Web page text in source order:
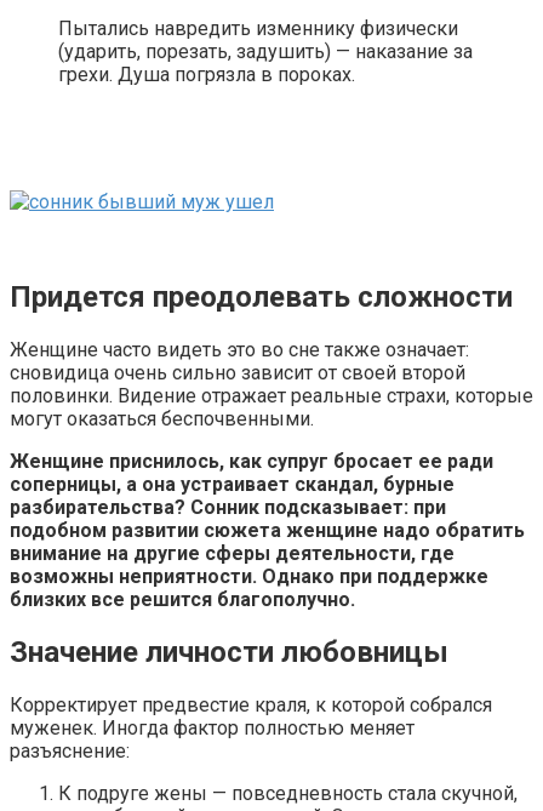
Пытались навредить изменнику физически
(ударить, порезать, задушить) — наказание за
грехи. Душа погрязла в пороках.
Придется преодолевать сложности
Женщине часто видеть это во сне также означает:
сновидица очень сильно зависит от своей второй
половинки. Видение отражает реальные страхи, которые
могут оказаться беспочвенными.
Женщине приснилось, как супруг бросает ее ради
соперницы, а она устраивает скандал, бурные
разбирательства? Сонник подсказывает: при
подобном развитии сюжета женщине надо обратить
внимание на другие сферы деятельности, где
возможны неприятности. Однако при поддержке
близких все решится благополучно.
Значение личности любовницы
Корректирует предвестие краля, к которой собрался
муженек. Иногда фактор полностью меняет
разъяснение:
К подруге жены — повседневность стала скучной,